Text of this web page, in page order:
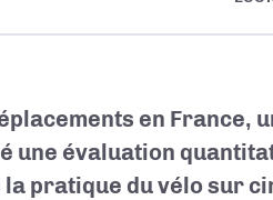
en France,
une évaluation
pratique du vélo sur